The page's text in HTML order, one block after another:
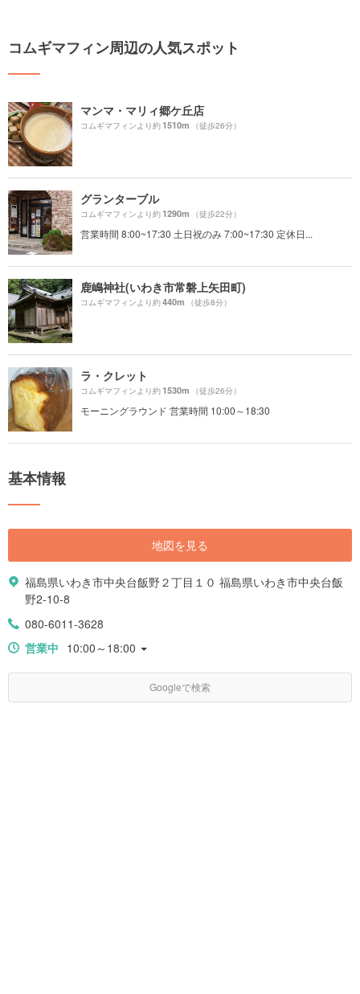
コムギマフィン周辺の人気スポット
マンマ・マリィ郷ケ丘店
コムギマフィンより約1510m （徒歩26分）
グランターブル
コムギマフィンより約1290m （徒歩22分）
営業時間 8:00~17:30 土日祝のみ 7:00~17:30 定休日...
鹿嶋神社(いわき市常磐上矢田町)
コムギマフィンより約440m （徒歩8分）
ラ・クレット
コムギマフィンより約1530m （徒歩26分）
モーニングラウンド 営業時間 10:00～18:30
基本情報
地図を見る
福島県いわき市中央台飯野２丁目１０ 福島県いわき市中央台飯
野2-10-8
080-6011-3628
営業中 10:00～18:00
Googleで検索